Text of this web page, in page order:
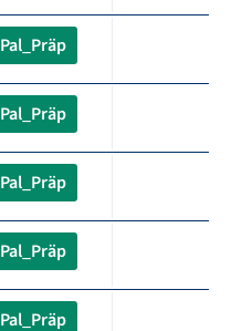
Pal_Präp
Pal_Präp
Pal_Präp
Pal_Präp
Pal_Präp